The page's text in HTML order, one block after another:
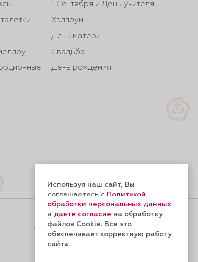
1 Сентября и День учителя
Хэллоуин
День матери
Свадьба
День рождения
Форма обратной связи
Используя наш сайт, Вы
соглашаетесь с Политикой
обработки персональных данных
и даете согласие на обработку
файлов Cookie. Все это
обеспечивает корректную работу
сайта.